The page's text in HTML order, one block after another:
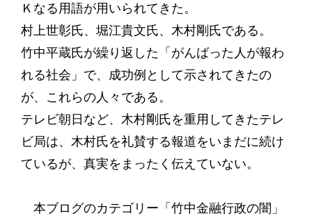
Ｋなる用語が用いられてきた。
村上世彰氏、堀江貴文氏、木村剛氏である。
竹中平蔵氏が繰り返した「がんばった人が報わ
れる社会」で、成功例として示されてきたの
が、これらの人々である。
テレビ朝日など、木村剛氏を重用してきたテレ
ビ局は、木村氏を礼賛する報道をいまだに続け
ているが、真実をまったく伝えていない。
本ブログのカテゴリー「竹中金融行政の闇」